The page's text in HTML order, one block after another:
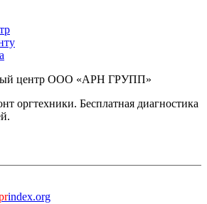
центр ООО «АРН ГРУПП»
оргтехники. Бесплатная диагностика
index.org